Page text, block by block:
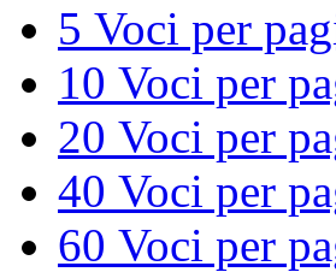
5 Voci per
10 Voci per
20 Voci per
40 Voci per
60 Voci per